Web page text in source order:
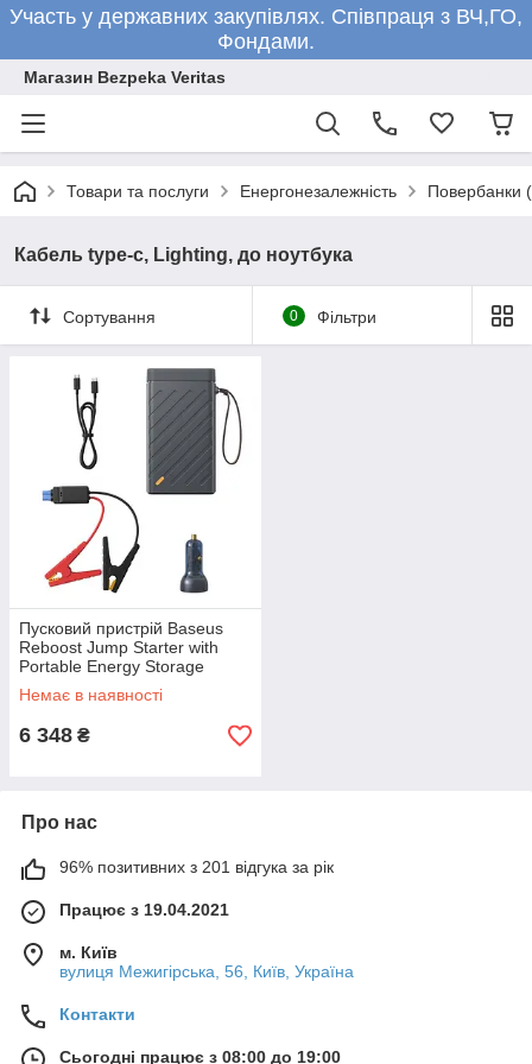
Участь у державних закупівлях. Співпраця з ВЧ,ГО,
Фондами.
Магазин Bezpeka Veritas
Товари та послуги Енергонезалежність Повербанки
Кабель type-c, Lighting, до ноутбука
Сортування 0 Фільтри
Пусковий пристрій Baseus
Reboost Jump Starter with
Portable Energy Storage
Power Supply (CRJS02-A0)
Немає в наявності
6 348 ₴
Про нас
96% позитивних з 201 відгука за рік
Працює з 19.04.2021
м. Київ
вулиця Межигірська, 56, Київ, Україна
Контакти
Сьогодні працює з 08:00 до 19:00